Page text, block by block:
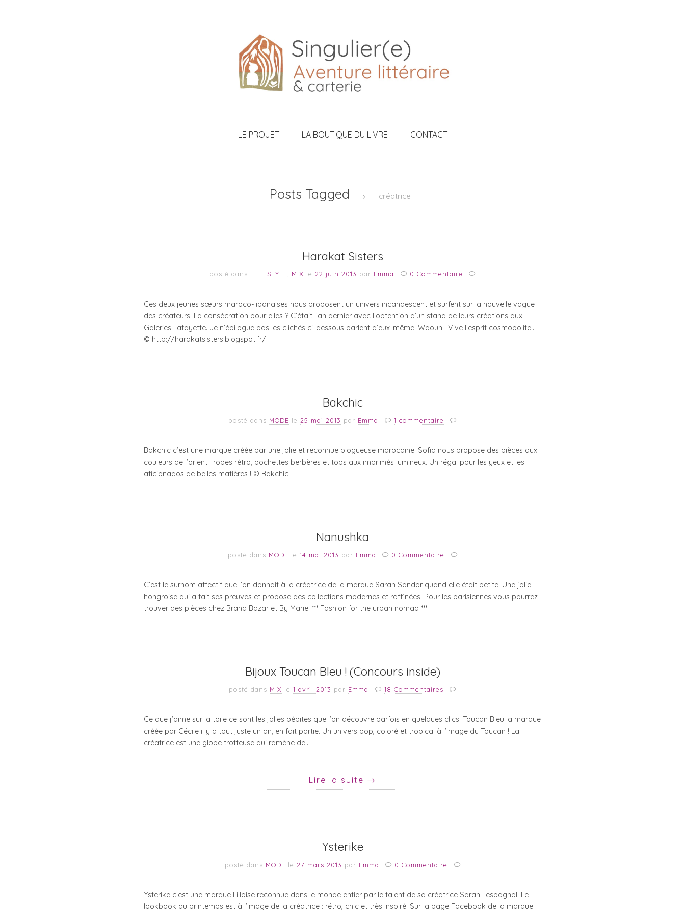
LE PROJET LA BOUTIQUE DU LIVRE CONTACT
Posts Tagged → créatrice
Harakat Sisters
posté dans LIFE STYLE, MIX le22 juin 2013 par Emma 0 Commentaire
Ces deux jeunes sœurs maroco-libanaises nous proposent un univers incandescent et surfent sur la nouvelle vague
des créateurs. La consécration pour elles ? C’était l’an dernier avec l’obtention d’un stand de leurs créations aux
Galeries Lafayette. Je n’épilogue pas les clichés ci-dessous parlent d’eux-même. Waouh ! Vive l’esprit cosmopolite…
© http://harakatsisters.blogspot.fr/
Bakchic
posté dans MODE le25 mai 2013 par Emma 1 commentaire
Bakchic c’est une marque créée par une jolie et reconnue blogueuse marocaine. Sofia nous propose des pièces aux
couleurs de l’orient : robes rétro, pochettes berbères et tops aux imprimés lumineux. Un régal pour les yeux et les
aficionados de belles matières ! © Bakchic
Nanushka
posté dans MODE le 14 mai 2013 par Emma 0 Commentaire
C’est le surnom affectif que l’on donnait à la créatrice de la marque Sarah Sandor quand elle était petite. Une jolie
hongroise qui a fait ses preuves et propose des collections modernes et raffinées. Pour les parisiennes vous pourrez
trouver des pièces chez Brand Bazar et By Marie. *** Fashion for the urban nomad ***
Bijoux Toucan Bleu ! (Concours inside)
posté dans MIX le1 avril 2013 par Emma 18 Commentaires
Ce que j’aime sur la toile ce sont les jolies pépites que l’on découvre parfois en quelques clics. Toucan Bleu la marque
créée par Cécile il y a tout juste un an, en fait partie. Un univers pop, coloré et tropical à l’image du Toucan ! La
créatrice est une globe trotteuse qui ramène de…
Lire la suite →
Ysterike
posté dans MODE le 27 mars 2013 par Emma 0 Commentaire
Ysterike c’est une marque Lilloise reconnue dans le monde entier par le talent de sa créatrice Sarah Lespagnol. Le
lookbook du printemps est à l’image de la créatrice : rétro, chic et très inspiré. Sur la page Facebook de la marque